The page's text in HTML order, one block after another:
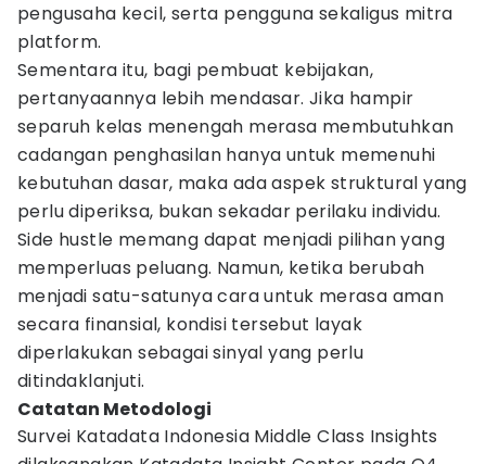
pengusaha kecil, serta pengguna sekaligus mitra
platform.
Sementara itu, bagi pembuat kebijakan,
pertanyaannya lebih mendasar. Jika hampir
separuh kelas menengah merasa membutuhkan
cadangan penghasilan hanya untuk memenuhi
kebutuhan dasar, maka ada aspek struktural yang
perlu diperiksa, bukan sekadar perilaku individu.
Side hustle memang dapat menjadi pilihan yang
memperluas peluang. Namun, ketika berubah
menjadi satu-satunya cara untuk merasa aman
secara finansial, kondisi tersebut layak
diperlakukan sebagai sinyal yang perlu
ditindaklanjuti.
Catatan Metodologi
Survei Katadata Indonesia Middle Class Insights